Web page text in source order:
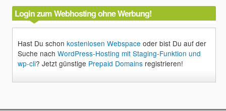
Login zum Webhosting ohne Werbung!
Hast Du schonkostenlosen Webspace oder bist Du auf der
Suche nachWordPress-Hosting mit Staging-Funktion und
wp-cli? Jetzt günstige Prepaid Domains registrieren!